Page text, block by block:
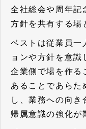
全社総会や周年記
方針を共有する場
ベストは従業員一
ョンや方針を意識
企業側で場を作る
あることであらた
し、業務への向
帰属意識の強化が